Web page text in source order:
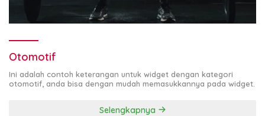
Otomotif
Ini adalah contoh keterangan untuk widget dengan kategori
otomotif, anda bisa dengan mudah memasukkannya pada widget.
Selengkapnya